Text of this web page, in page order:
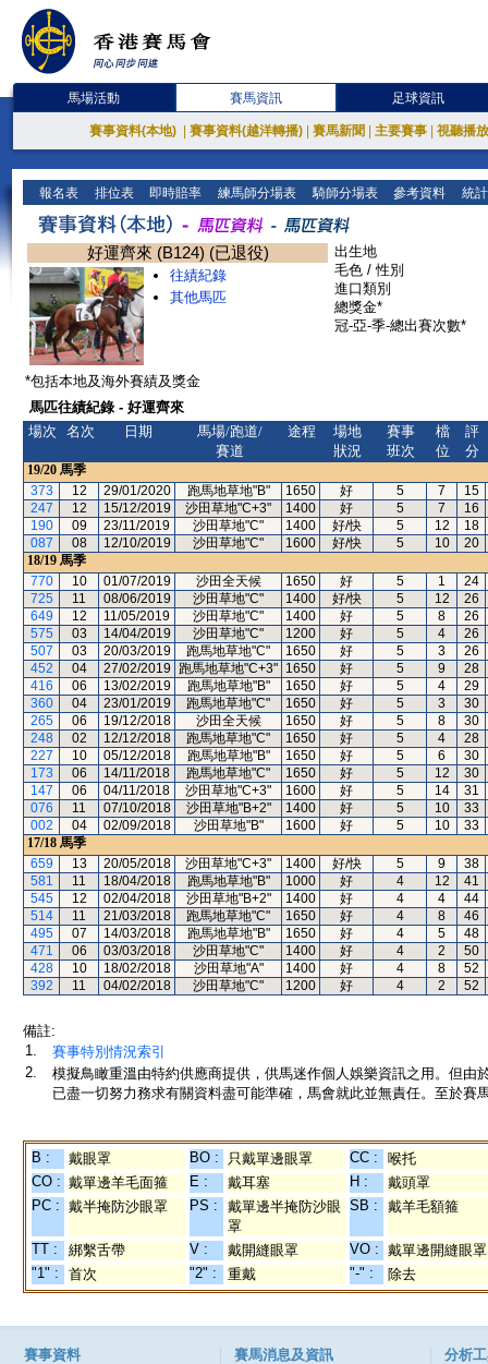
馬場活動 賽馬資訊 足球資訊
賽事資料(本地) 賽事資料(越洋轉播) 賽馬新聞 主要賽事 視聽播
報名表 排位表 即時賠率 練馬師分場表 騎師分場表 參考資料 統
好運齊來 (B124) (已退役)
往績紀錄
其他馬匹
出生地
毛色 / 性別
進口類別
總獎金*
冠-亞-季-總出賽次數*
*包括本地及海外賽績及獎金
馬匹往績紀錄 - 好運齊來
場次
名次 日期
馬場/跑道/
賽道
途程
場地
狀況
賽事
班次
檔
位
評
分
19/20 馬季
373
12 29/01/2020 跑馬地草地"B" 1650 好 5 7
15
247
12 15/12/2019 沙田草地"C+3" 1400 好 5 7
16
190
09 23/11/2019 沙田草地"C" 1400 好/快 5 12
18
087
08 12/10/2019 沙田草地"C" 1600 好/快 5 10
20
18/19 馬季
770
10 01/07/2019 沙田全天候 1650 好 5 1
24
725
11 08/06/2019 沙田草地"C" 1400 好/快 5 12
26
649
12 11/05/2019 沙田草地"C" 1400 好 5 8
26
575
03 14/04/2019 沙田草地"C" 1200 好 5 4
26
507
03 20/03/2019 跑馬地草地"C" 1650 好 5 3
26
452
04 27/02/2019 跑馬地草地"C+3" 1650 好 5 9
28
416
06 13/02/2019 跑馬地草地"B" 1650 好 5 4
29
360
04 23/01/2019 跑馬地草地"C" 1650 好 5 3
30
265
06 19/12/2018 沙田全天候 1650 好 5 8
30
248
02 12/12/2018 跑馬地草地"C" 1650 好 5 4
28
227
10 05/12/2018 跑馬地草地"B" 1650 好 5 6
30
173
06 14/11/2018 跑馬地草地"C" 1650 好 5 12
30
147
06 04/11/2018 沙田草地"C+3" 1600 好 5 14
31
076
11 07/10/2018 沙田草地"B+2" 1400 好 5 10
33
002
04 02/09/2018 沙田草地"B" 1600 好 5 10
33
17/18 馬季
659
13 20/05/2018 沙田草地"C+3" 1400 好/快 5 9
38
581
11 18/04/2018 跑馬地草地"B" 1000 好 4 12
41
545
12 02/04/2018 沙田草地"B+2" 1400 好 4 4
44
514
11 21/03/2018 跑馬地草地"C" 1650 好 4 8
46
495
07 14/03/2018 跑馬地草地"B" 1650 好 4 5
48
471
06 03/03/2018 沙田草地"C" 1400 好 4 2
50
428
10 18/02/2018 沙田草地"A" 1400 好 4 8
52
392
11 04/02/2018 沙田草地"C" 1200 好 4 2 52
備註:
1.
賽事特別情況索引
2.
模擬鳥瞰重溫由特約供應商提供，供馬迷作個人娛樂資訊之用。但
已盡一切努力務求有關資料盡可能準確，馬會就此並無責任。至於賽
B : 戴眼罩 BO : 只戴單邊眼罩 CC :
喉托
CO : 戴單邊羊毛面箍 E : 戴耳塞 H :
戴頭罩
PC : 戴半掩防沙眼罩 PS :
戴單邊半掩防沙眼
罩
SB : 戴羊毛額箍
TT : 綁繫舌帶 V : 戴開縫眼罩 VO : 戴單邊開縫眼罩
"1" :
首次 "2" : 重戴 "-" : 除去
賽事資料 賽馬消息及資訊 分析